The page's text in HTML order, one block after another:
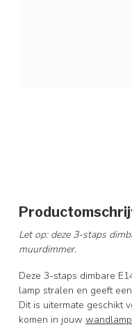
Let op: deze 3-staps
muurdimmer.
Deze 3-staps dimbare
lamp stralen en geeft
Dit is uitermate geschikt
komen in jouw wandlamp